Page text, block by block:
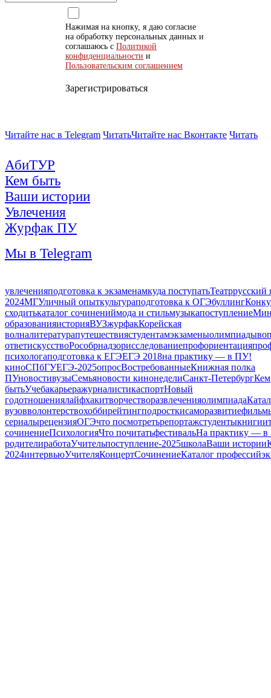
Нажимая на кнопку, я даю согласие
на обработку персональных данных и
соглашаюсь с Политикой
конфиденциальности и
Пользовательским соглашением
Зарегистрироваться
Читайте нас в Telegram ЧитатьЧитайте нас Вконтакте Читать
АбиТУР
Кем быть
Ваши истории
Увлечения
Журфак ПУ
Мы в Telegram
увлеченияподготовка к экзаменамкуда поступатьТеатррусский
2024МГУличный опыткультураподготовка к ОГЭбуллинг
сходитькаталог сочинениймода и стильмузыкапоступление
образованияисторияВУЗжурфакКорейская
волналитературапутешествиястудентамэкзаменыолимпиады
ответискусствоРособрнадзорисследованиепрофориентация
психологаподготовка к ЕГЭЕГЭ 2018на практику — в ПУ!
киноСПбГУЕГЭ-2025опросВостребованныеКнижная полка
ПУновостивузыСемьяновости кинонеделиСанкт-ПетербургКем
бытьУчебакарьеражурналистикаспортНовый
годотношениялайфхакитворчестворазвлеченияолимпиада
вузовволонтерствохоббирейтингподросткисаморазвитие
сериалырецензияОГЭчто посмотретьрепортажстудентыкниги
сочинениеПсихологияЧто почитатьфестивальНа практику —
родителиработаУчительпоступление-2025школаВаши истории
2024интервьюУчителяКонцертСочинениеКаталог профессий